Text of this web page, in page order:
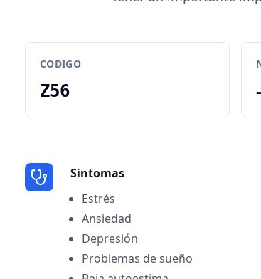
CODIGO
Z56 -
Sintomas
Estrés
Ansiedad
Depresión
Problemas de sueño